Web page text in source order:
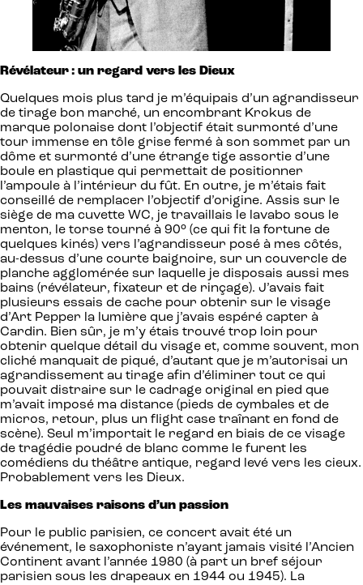
Révélateur : un regard vers les Dieux
Quelques mois plus tard je m’équipais d’un agrandisseur
de tirage bon marché, un encombrant Krokus de
marque polonaise dont l’objectif était surmonté d’une
tour immense en tôle grise fermé à son sommet par un
dôme et surmonté d’une étrange tige assortie d’une
boule en plastique qui permettait de positionner
l’ampoule à l’intérieur du fût. En outre, je m’étais fait
conseillé de remplacer l’objectif d’origine. Assis sur le
siège de ma cuvette WC, je travaillais le lavabo sous le
menton, le torse tourné à 90° (ce qui fit la fortune de
quelques kinés) vers l’agrandisseur posé à mes côtés,
au-dessus d’une courte baignoire, sur un couvercle de
planche agglomérée sur laquelle je disposais aussi mes
bains (révélateur, fixateur et de rinçage). J’avais fait
plusieurs essais de cache pour obtenir sur le visage
d’Art Pepper la lumière que j’avais espéré capter à
Cardin. Bien sûr, je m’y étais trouvé trop loin pour
obtenir quelque détail du visage et, comme souvent, mon
cliché manquait de piqué, d’autant que je m’autorisai un
agrandissement au tirage afin d’éliminer tout ce qui
pouvait distraire sur le cadrage original en pied que
m’avait imposé ma distance (pieds de cymbales et de
micros, retour, plus un flight case traînant en fond de
scène). Seul m’importait le regard en biais de ce visage
de tragédie poudré de blanc comme le furent les
comédiens du théâtre antique, regard levé vers les cieux.
Probablement vers les Dieux.
Les mauvaises raisons d’un passion
Pour le public parisien, ce concert avait été un
événement, le saxophoniste n’ayant jamais visité l’Ancien
Continent avant l’année 1980 (à part un bref séjour
parisien sous les drapeaux en 1944 ou 1945). La